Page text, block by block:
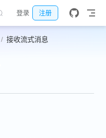
登录 注册
接收流式消息